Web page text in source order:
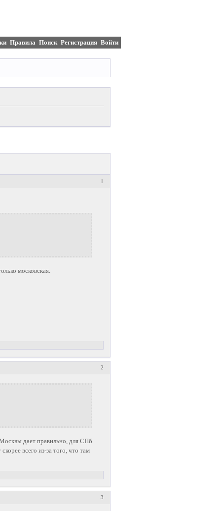
Правила Поиск Регистрация Войти
1
московская.
2
дает правильно, для СПб
всего из-за того, что там
3